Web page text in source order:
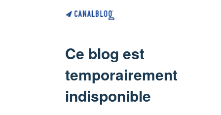
Ce blog est
temporairement
indisponible